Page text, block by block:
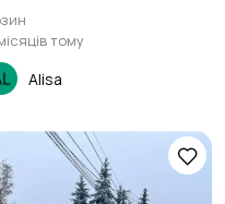
тому
Alisa